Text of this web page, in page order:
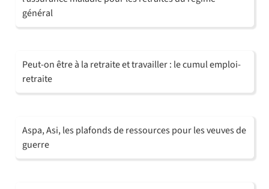
général
Peut-on être à la retraite et travailler : le cumul emploi-
retraite
Aspa, Asi, les plafonds de ressources pour les veuves de
guerre